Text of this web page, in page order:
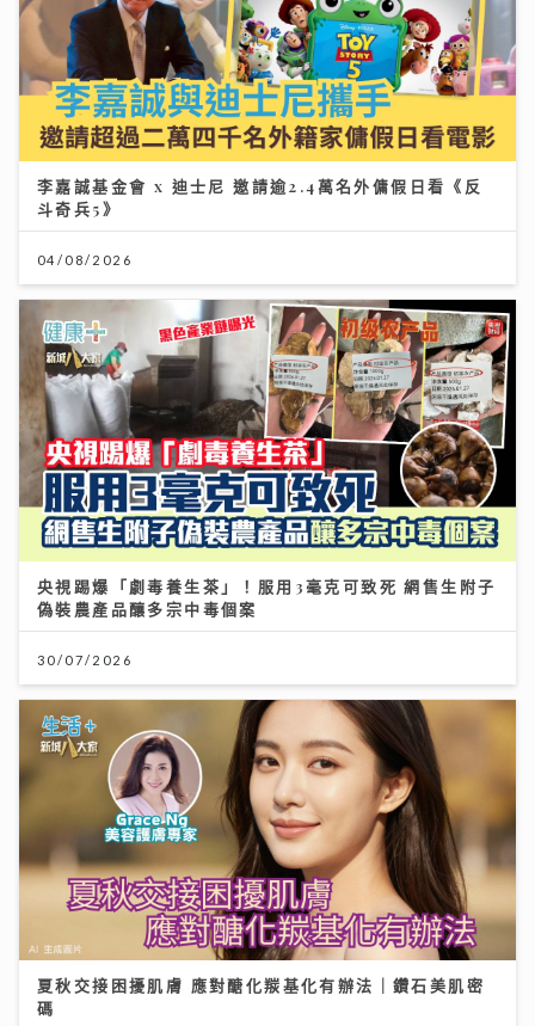
李嘉誠基金會 x 迪士尼 邀請逾2.4萬名外傭假日看《反
斗奇兵5》
04/08/2026
央視踢爆「劇毒養生茶」！服用3毫克可致死 網售生附子
偽裝農產品釀多宗中毒個案
30/07/2026
夏秋交接困擾肌膚 應對醣化羰基化有辦法｜鑽石美肌密
碼